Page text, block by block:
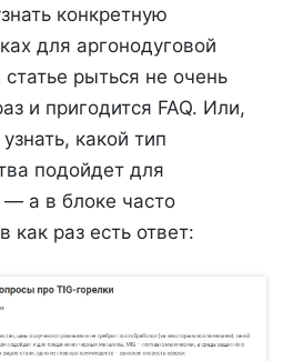
конкретную
для аргонодуговой
рыться не очень
и пригодится FAQ. Или,
какой тип
подойдет для
а в блоке часто
как раз есть ответ: